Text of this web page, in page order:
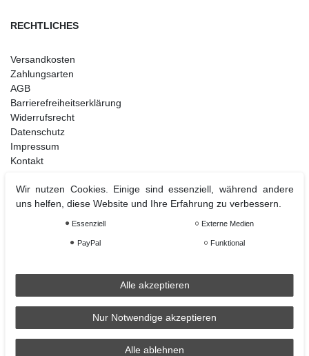
RECHTLICHES
Versandkosten
Zahlungsarten
AGB
Barrierefreiheitserklärung
Widerrufsrecht
Datenschutz
Impressum
Kontakt
Christbaumschmuck
Christbaumkugel
Krampus und Percht
Räder Lichthaus
Wir nutzen Cookies. Einige sind essenziell, während andere
uns helfen, diese Website und Ihre Erfahrung zu verbessern.
Essenziell Externe Medien
PayPal Funktional
Alle akzeptieren
Nur Notwendige akzeptieren
Alle ablehnen